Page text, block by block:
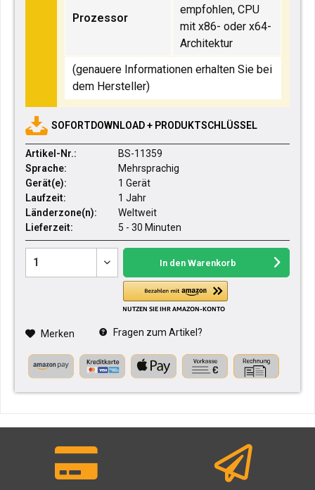
Prozessor
empfohlen,CPU
mit x86- oder x64-
Architektur
(genauere Informationen erhalten Sie bei
dem Hersteller)
SOFORTDOWNLOAD + PRODUKTSCHLÜSSEL
Artikel-Nr.:
BS-11359
Sprache:
Mehrsprachig
Gerät(e):
1 Gerät
Laufzeit:
1 Jahr
Länderzone(n):
Weltweit
Lieferzeit:
5 - 30 Minuten
In den Warenkorb
Merken Fragen zum Artikel?